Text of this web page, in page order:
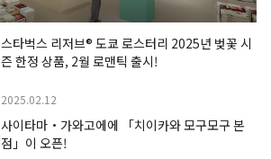
스타벅스 리저브® 도쿄 로스터리 2025년 벚꽃 시
즌 한정 상품, 2월 로맨틱 출시!
2025.02.12
사이타마・가와고에에 「치이카와 모구모구 본
점」이 오픈!